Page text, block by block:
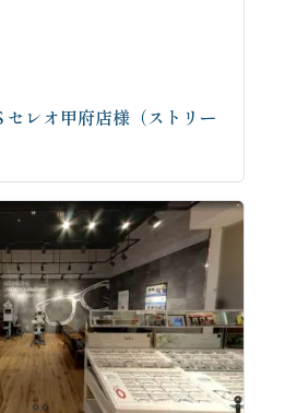
レオ甲府店様（ストリー